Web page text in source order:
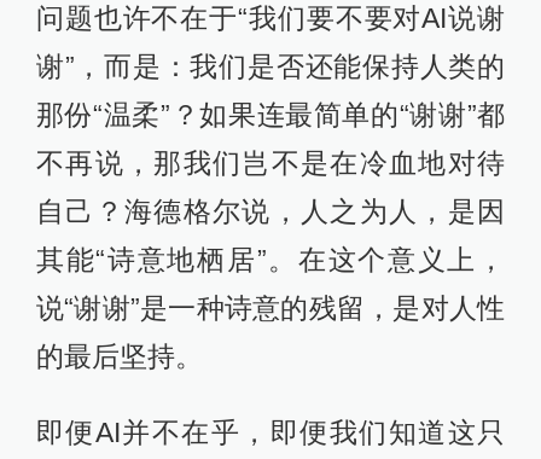
问题也许不在于“我们要不要对AI说谢
谢”，而是：我们是否还能保持人类的
那份“温柔”？如果连最简单的“谢谢”都
不再说，那我们岂不是在冷血地对待
自己？海德格尔说，人之为人，是因
其能“诗意地栖居”。在这个意义上，
说“谢谢”是一种诗意的残留，是对人性
的最后坚持。
即便AI并不在乎，即便我们知道这只